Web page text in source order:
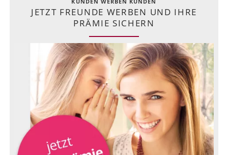
KUNDEN WERBEN KUNDEN
JETZT FREUNDE WERBEN UND IHRE
PRÄMIE SICHERN